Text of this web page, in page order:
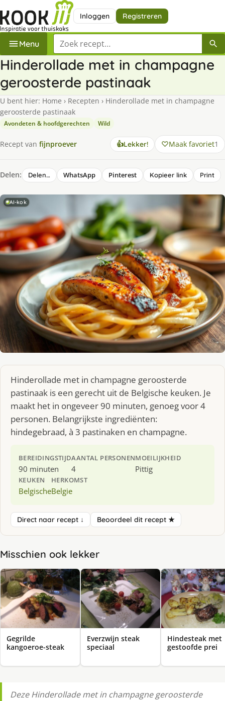
Inloggen Registreren
Menu Zoek een recept
Hinderollade met in champagne
geroosterde pastinaak
U bent hier: Home › Recepten › Hinderollade met in champagne
geroosterde pastinaak
Avondeten & hoofdgerechten Wild
Recept van fijnproever 👍Lekker! Maak favoriet1
Delen: Delen… WhatsApp Pinterest Kopieer link Print
AI-kok
Hinderollade met in champagne geroosterde
pastinaak is een gerecht uit de Belgische keuken. Je
maakt het in ongeveer 90 minuten, genoeg voor 4
personen. Belangrijkste ingrediënten:
hindegebraad, à 3 pastinaken en champagne.
BEREIDINGSTIJD
90 minuten
AANTAL PERSONEN
4
MOEILIJKHEID
Pittig
KEUKEN
Belgische
HERKOMST
Belgie
Direct naar recept ↓ Beoordeel dit recept ★
Misschien ook lekker
Gegrilde
kangoeroe-steak
Everzwijn steak
speciaal
Hindesteak met
gestoofde prei
Deze Hinderollade met in champagne geroosterde